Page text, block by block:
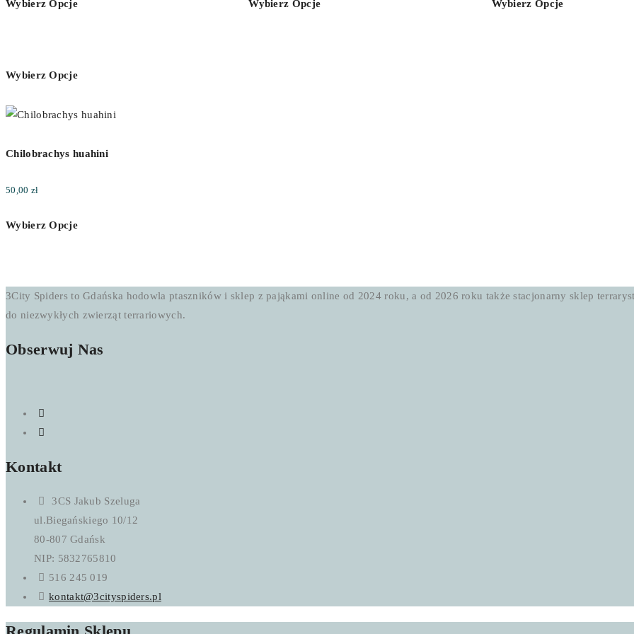
Wybierz Opcje Wybierz Opcje Wybierz Opcje
Wybierz Opcje
Chilobrachys huahini
50,00 zł
Wybierz Opcje
3City Spiders to Gdańska hodowla ptaszników i sklep z pająkami online od 2024 roku, a od 2026 roku także stacjonarny sklep
do niezwykłych zwierząt terrariowych.
Obserwuj Nas
Kontakt
3CS Jakub Szeluga
ul.Biegańskiego 10/12
80-807 Gdańsk
NIP: 5832765810
516 245 019
kontakt@3cityspiders.pl